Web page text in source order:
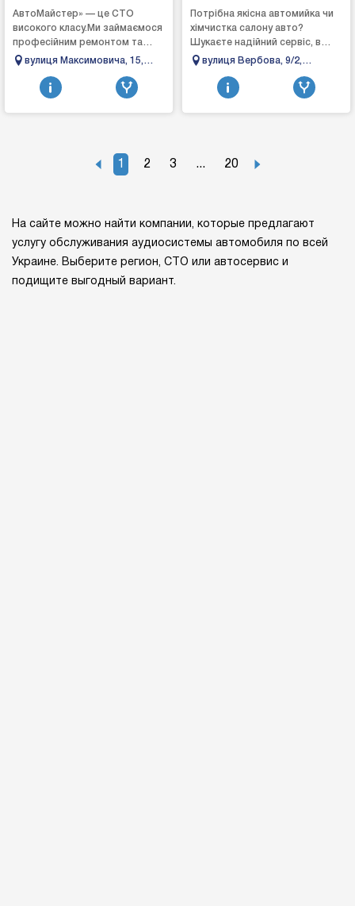
АвтоМайстер» — це СТО
високого класу.Ми займаємося
професійним ремонтом та
обслуговування автомобілів.
спеціалісти у свої...
вулиця Максимовича, 15,
Івано-Франківськ, Івано-
Франківська область
Потрібна якісна автомийка чи
хімчистка салону авто?
Шукаєте надійний сервіс, в
якому точно продіагностують
відремонтують? «Gara...
вулиця Вербова, 9/2,
Тисмениця, Івано-
Франківська область
1 2 3 ... 20
На сайте можно найти компании, которые предлагают
услугу обслуживания аудиосистемы автомобиля по всей
Украине. Выберите регион, СТО или автосервис и
подищите выгодный вариант.